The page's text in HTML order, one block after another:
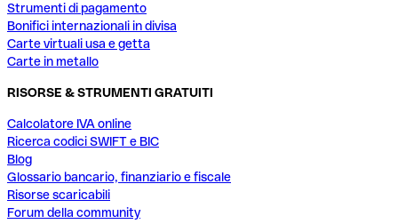
Strumenti di pagamento
Bonifici internazionali in divisa
Carte virtuali usa e getta
Carte in metallo
RISORSE & STRUMENTI GRATUITI
Calcolatore IVA online
Ricerca codici SWIFT e BIC
Blog
Glossario bancario, finanziario e fiscale
Risorse scaricabili
Forum della community